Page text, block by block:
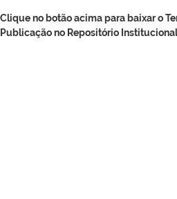
Clique no botão acima para baixar o
Publicação no Repositório Institucional